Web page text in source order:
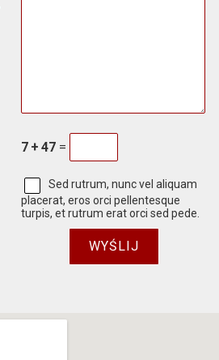
7 + 47 =
Sed rutrum, nunc vel aliquam
placerat, eros orci pellentesque
turpis, et rutrum erat orci sed pede.